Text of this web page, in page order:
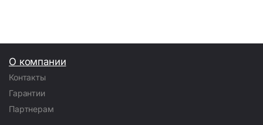
О компании
Контакты
Гарантии
Партнерам